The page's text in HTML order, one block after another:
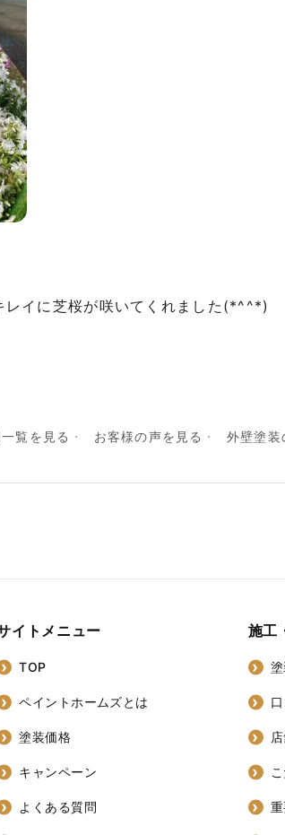
イに芝桜が咲いてくれました(*^^*)
覧を見る お客様の声を見る 外壁塗装
イトメニュー
TOP
ペイントホームズとは
塗装価格
キャンペーン
よくある質問
施工